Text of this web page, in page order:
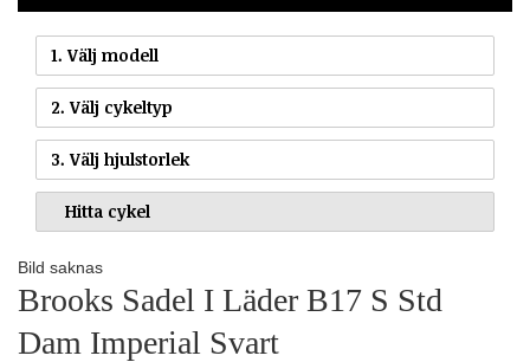
1. Välj modell
2. Välj cykeltyp
3. Välj hjulstorlek
Bild saknas
Brooks Sadel I Läder B17 S Std
Dam Imperial Svart